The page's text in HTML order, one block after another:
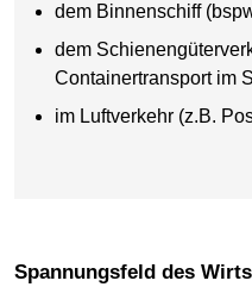
dem Binnenschiff
dem
Containertransport im
im Luftverkehr (z.B.
Spannungsfeld des